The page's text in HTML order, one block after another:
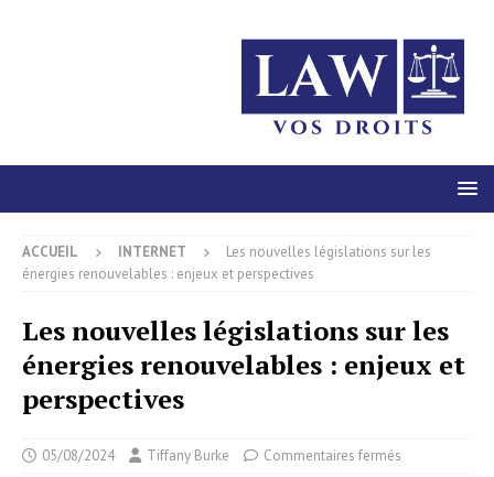
ACCUEIL INTERNET
Les nouvelles législations sur les
énergies renouvelables : enjeux et perspectives
Les nouvelles législations sur les
énergies renouvelables : enjeux et
perspectives
05/08/2024 Tiffany Burke Commentaires fermés